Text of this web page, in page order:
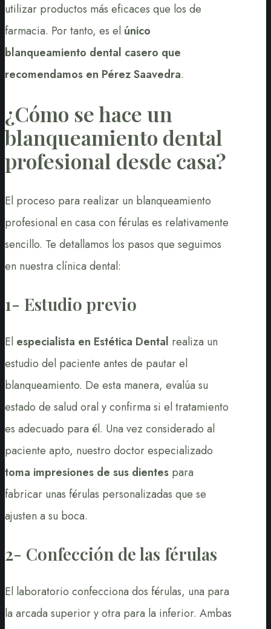
utilizar productos más eficaces que los de
farmacia. Por tanto, es el único
blanqueamiento dental casero que
recomendamos en Pérez Saavedra.
¿Cómo se hace un
blanqueamiento dental
profesional desde casa?
El proceso para realizar un blanqueamiento
profesional en casa con férulas es relativamente
sencillo. Te detallamos los pasos que seguimos
en nuestra clínica dental:
1- Estudio previo
El especialista en Estética Dental realiza un
estudio del paciente antes de pautar el
blanqueamiento. De esta manera, evalúa su
estado de salud oral y confirma si el tratamiento
es adecuado para él. Una vez considerado al
paciente apto, nuestro doctor especializado
toma impresiones de sus dientes para
fabricar unas férulas personalizadas que se
ajusten a su boca.
2- Confección de las férulas
El laboratorio confecciona dos férulas, una para
la arcada superior y otra para la inferior. Ambas